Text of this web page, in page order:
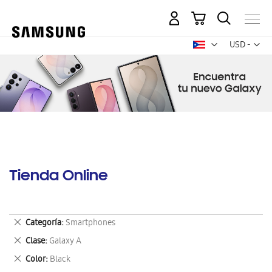
USD -
dólar
Mi carrito
Tienda Online
Categoría Smartphones
Eliminar
este
artículo
Clase Galaxy A
Eliminar
este
artículo
Color Black
Eliminar